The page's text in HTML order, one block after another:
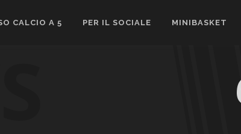
CALCIO A 5 PER IL SOCIALE MINIBASKET